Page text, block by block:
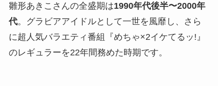
雛形あきこさんの全盛期は1990年代後半〜2000年
代。グラビアアイドルとして一世を風靡し、さら
に超人気バラエティ番組『めちゃ×2イケてるッ!』
のレギュラーを22年間務めた時期です。